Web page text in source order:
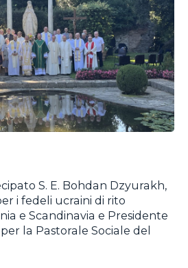
S. E. Bohdan Dzyurakh,
i fedeli ucraini di rito
e Scandinavia e Presidente
la Pastorale Sociale del